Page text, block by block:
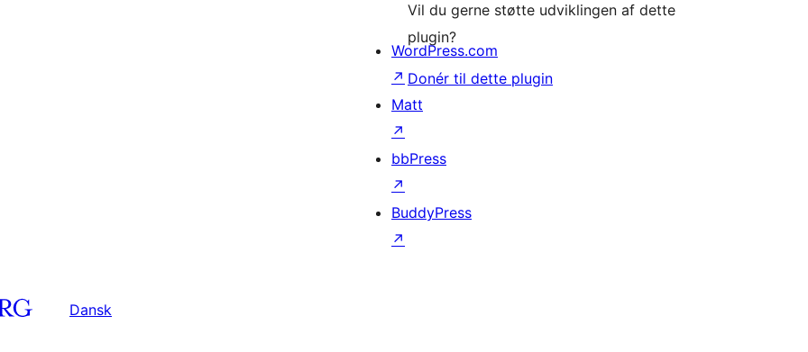
Vil du gerne støtte udviklingen af dette
plugin?
Donér til dette plugin
WordPress.com
↗
Matt
↗
bbPress
↗
BuddyPress
↗
Dansk